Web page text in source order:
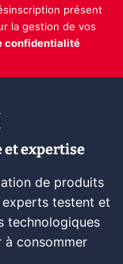
présent
la gestion de vos
confidentialité
et expertise
de produits
experts testent et
technologiques
à consommer